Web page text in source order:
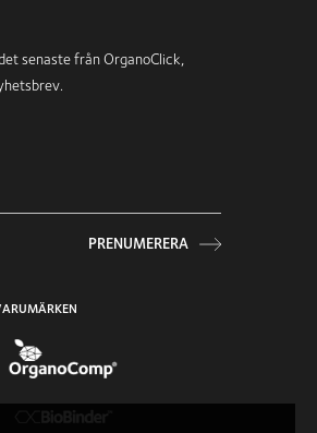
senaste från OrganoClick,
PRENUMERERA